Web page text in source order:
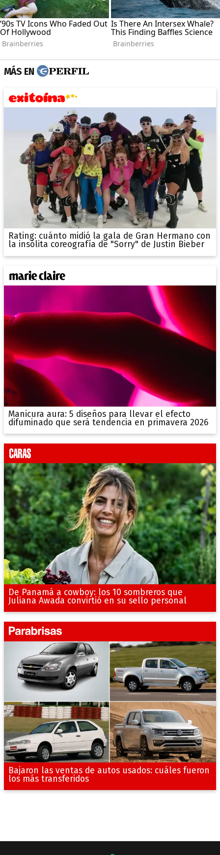
MÁS EN
Rating: cuánto midió la gala de Gran Hermano con
la insólita coreografía de "Sorry" de Justin Bieber
Manicura aura: 5 diseños para llevar el efecto
difuminado que será tendencia en primavera 2026
De Panamá a cowboy: los 10 sombreros que
Juliana Awada convirtió en su sello personal
Bajaron las ventas de autos usados: cuáles fueron
los más transferidos